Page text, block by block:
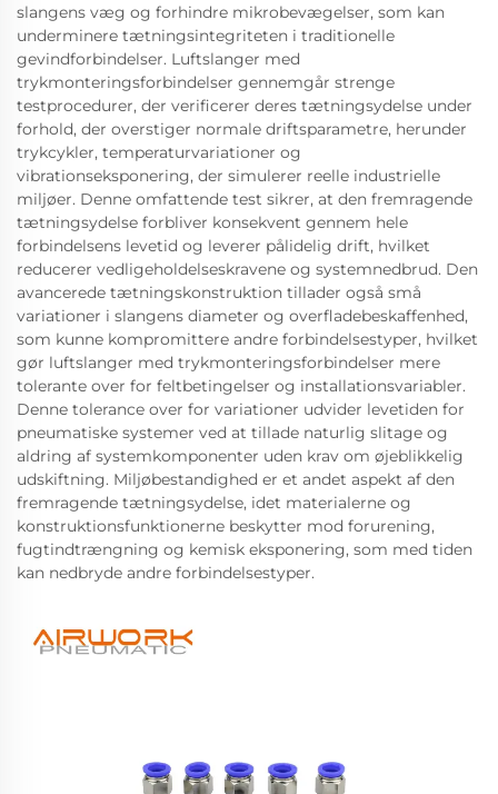
slangens væg og forhindre mikrobevægelser, som kan
underminere tætningsintegriteten i traditionelle
gevindforbindelser. Luftslanger med
trykmonteringsforbindelser gennemgår strenge
testprocedurer, der verificerer deres tætningsydelse under
forhold, der overstiger normale driftsparametre, herunder
trykcykler, temperaturvariationer og
vibrationseksponering, der simulerer reelle industrielle
miljøer. Denne omfattende test sikrer, at den fremragende
tætningsydelse forbliver konsekvent gennem hele
forbindelsens levetid og leverer pålidelig drift, hvilket
reducerer vedligeholdelseskravene og systemnedbrud. Den
avancerede tætningskonstruktion tillader også små
variationer i slangens diameter og overfladebeskaffenhed,
som kunne kompromittere andre forbindelsestyper, hvilket
gør luftslanger med trykmonteringsforbindelser mere
tolerante over for feltbetingelser og installationsvariabler.
Denne tolerance over for variationer udvider levetiden for
pneumatiske systemer ved at tillade naturlig slitage og
aldring af systemkomponenter uden krav om øjeblikkelig
udskiftning. Miljøbestandighed er et andet aspekt af den
fremragende tætningsydelse, idet materialerne og
konstruktionsfunktionerne beskytter mod forurening,
fugtindtrængning og kemisk eksponering, som med tiden
kan nedbryde andre forbindelsestyper.